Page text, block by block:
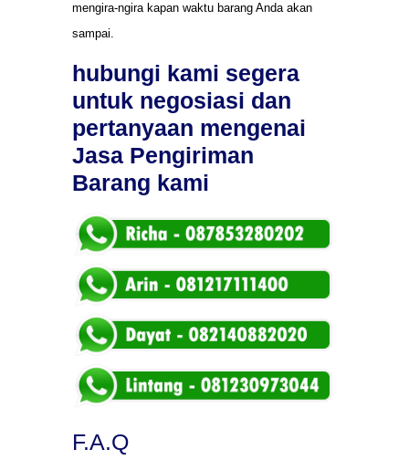
mengira-ngira kapan waktu barang Anda akan
sampai.
hubungi kami segera
untuk negosiasi dan
pertanyaan mengenai
Jasa Pengiriman
Barang kami
F.A.Q